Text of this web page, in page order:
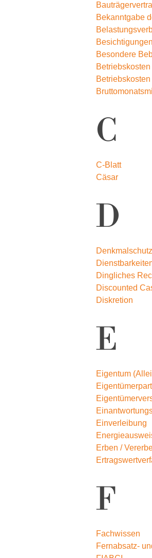
Bekanntgabe
Besichtigungen
Besondere
C
C-Blatt
Cäsar
D
Denkmalschutz
Dingliches
Discounted
Diskretion
E
Eigentum
Einverleibung
Erben /
F
Fachwissen
Fernabsatz-